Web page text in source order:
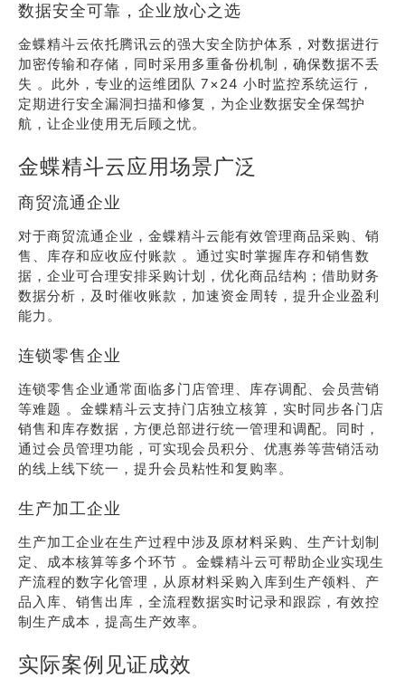
数据安全可靠，企业放心之选
金蝶精斗云依托腾讯云的强大安全防护体系，对数据进行
加密传输和存储，同时采用多重备份机制，确保数据不丢
失 。此外，专业的运维团队 7×24 小时监控系统运行，
定期进行安全漏洞扫描和修复，为企业数据安全保驾护
航，让企业使用无后顾之忧。
金蝶精斗云应用场景广泛
商贸流通企业
对于商贸流通企业，金蝶精斗云能有效管理商品采购、销
售、库存和应收应付账款 。通过实时掌握库存和销售数
据，企业可合理安排采购计划，优化商品结构；借助财务
数据分析，及时催收账款，加速资金周转，提升企业盈利
能力。
连锁零售企业
连锁零售企业通常面临多门店管理、库存调配、会员营销
等难题 。金蝶精斗云支持门店独立核算，实时同步各门店
销售和库存数据，方便总部进行统一管理和调配。同时，
通过会员管理功能，可实现会员积分、优惠券等营销活动
的线上线下统一，提升会员粘性和复购率。
生产加工企业
生产加工企业在生产过程中涉及原材料采购、生产计划制
定、成本核算等多个环节 。金蝶精斗云可帮助企业实现生
产流程的数字化管理，从原材料采购入库到生产领料、产
品入库、销售出库，全流程数据实时记录和跟踪，有效控
制生产成本，提高生产效率。
实际案例见证成效